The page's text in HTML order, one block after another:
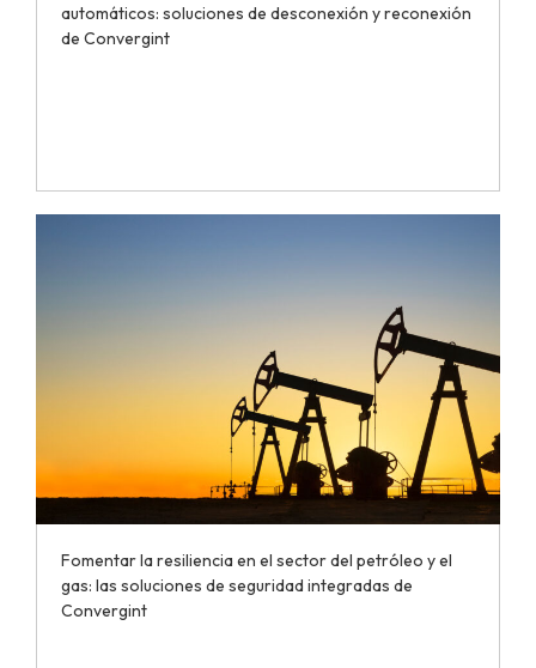
automáticos: soluciones de desconexión y reconexión
de Convergint
Fomentar la resiliencia en el sector del petróleo y el
gas: las soluciones de seguridad integradas de
Convergint